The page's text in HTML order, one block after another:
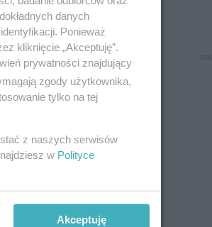
o zniesieniu
się
danych
Ponieważ
kliknięcie „Akceptuję”.
prywatności znajdujący
zgody użytkownika,
tylko na tej
z naszych serwisów
w Polityce
Akceptuję